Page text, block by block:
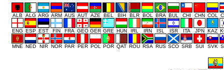
ALB ALG ARG ARM AUS AUT AZE BEL BIH BLR BOL BRA BUL CHI CHN COL
ENG ESP EST FIN FRA GEO GER GRE HUN IRL IRN ISL ISR ITA JPN KAZ
MNE NED NIR NOR PAR PER POL POR QAT ROU RSA RUS SCO SRB SUI SVK